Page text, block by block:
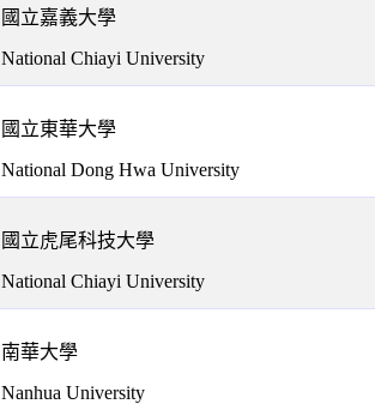
國立嘉義大學
National Chiayi University
國立東華大學
National Dong Hwa University
國立虎尾科技大學
National Chiayi University
南華大學
Nanhua University